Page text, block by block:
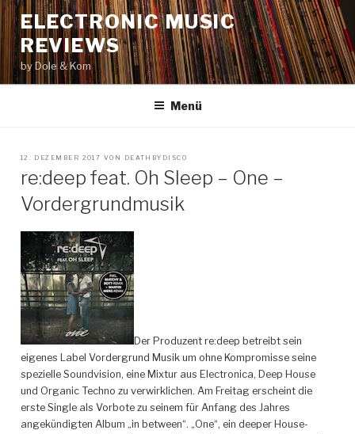
Zum
Inhalt
springen
ELECTRONIC MUSIC
REVIEWS
by Dole & Kom
Menü
VERÖFFENTLICHT
12. DEZEMBER 2017 VON DEATHBYDISCO
re:deep feat. Oh Sleep – One –
Vordergrundmusik
Der Produzent re:deep betreibt sein
eigenes Label Vordergrund Musik um ohne Kompromisse seine
spezielle Soundvision, eine Mixtur aus Electronica, Deep House
und Organic Techno zu verwirklichen. Am Freitag erscheint die
erste Single als Vorbote zu seinem für Anfang des Jahres
angekündigten Album „in between“. „One“, ein deeper House-